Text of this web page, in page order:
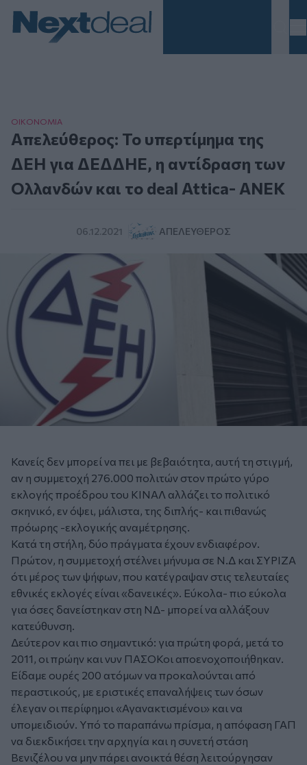
ΟΙΚΟΝΟΜΙΑ
Απελεύθερος: Το υπερτίμημα της
ΔΕΗ για ΔΕΔΔΗΕ, η αντίδραση των
Ολλανδών και το deal Attica- ΑΝΕΚ
06.12.2021 ΑΠΕΛΕΎΘΕΡΟΣ
Κανείς δεν μπορεί να πει με βεβαιότητα, αυτή τη στιγμή,
αν η συμμετοχή 276.000 πολιτών στον πρώτο γύρο
εκλογής προέδρου του ΚΙΝΑΛ αλλάζει το πολιτικό
σκηνικό, εν όψει, μάλιστα, της διπλής- και πιθανώς
πρόωρης -εκλογικής αναμέτρησης.
Κατά τη στήλη, δύο πράγματα έχουν ενδιαφέρον.
Πρώτον, η συμμετοχή στέλνει μήνυμα σε Ν.Δ και ΣΥΡΙΖΑ
ότι μέρος των ψήφων, που κατέγραψαν στις τελευταίες
εθνικές εκλογές είναι «δανεικές». Εύκολα- πιο εύκολα
για όσες δανείστηκαν στη ΝΔ- μπορεί να αλλάξουν
κατεύθυνση.
Δεύτερον και πιο σημαντικό: για πρώτη φορά, μετά το
2011, οι πρώην και νυν ΠΑΣΟΚοι αποενοχοποιήθηκαν.
Είδαμε ουρές 200 ατόμων να προκαλούνται από
περαστικούς, με εριστικές επαναλήψεις των όσων
έλεγαν οι περίφημοι «Αγανακτισμένοι» και να
υπομειδιούν. Υπό το παραπάνω πρίσμα, η απόφαση ΓΑΠ
να διεκδικήσει την αρχηγία και η συνετή στάση
Βενιζέλου να μην πάρει ανοικτά θέση λειτούργησαν